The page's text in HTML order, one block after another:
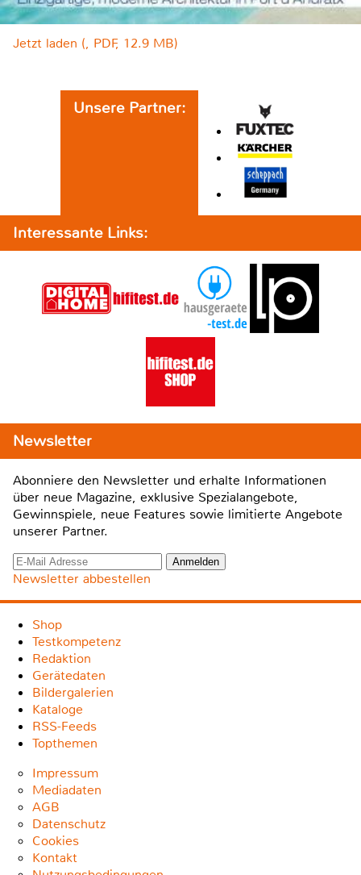
Jetzt laden (, PDF, 12.9 MB)
Unsere Partner:
Interessante Links:
Newsletter
Abonniere den Newsletter und erhalte Informationen
über neue Magazine, exklusive Spezialangebote,
Gewinnspiele, neue Features sowie limitierte Angebote
unserer Partner.
Newsletter abbestellen
Shop
Testkompetenz
Redaktion
Gerätedaten
Bildergalerien
Kataloge
RSS-Feeds
Topthemen
Impressum
Mediadaten
AGB
Datenschutz
Cookies
Kontakt